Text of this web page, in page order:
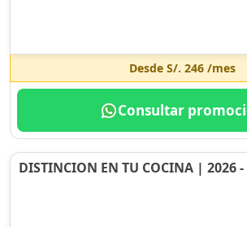
Desde S/. 246/mes
Consultar
DISTINCION EN TU COCINA | 2026 -